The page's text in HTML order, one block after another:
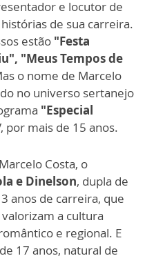
e locutor de
de sua carreira.
estão "Festa
"Meus Tempos de
o nome de Marcelo
no universo sertanejo
"Especial
por mais de 15 anos.
Costa, o
e Dinelson, dupla de
anos de carreira, que
a cultura
e regional. E
17 anos, natural de